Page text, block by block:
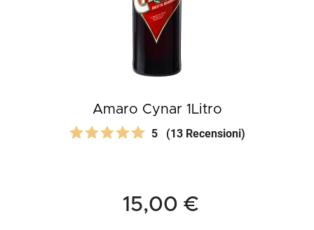
Amaro Cynar 1Litro
5 (13 Recensioni)
15,00 €